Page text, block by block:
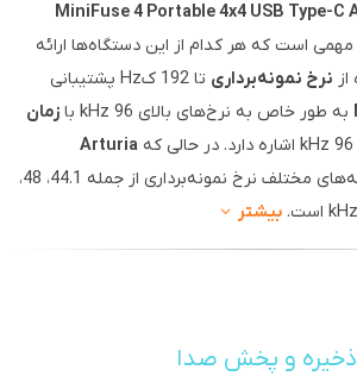
MiniFuse 4 Portable 4x4 USB Type-
است که هر کدام از این دستگاه‌ها ارائه
نرخ نمونه‌برداری
تا 192 کHz پشتیبانی
به طور خاص به نرخ‌های بالای 96 kHz با
زمان
Arturia
دارای گزینه‌های مختلف نرخ نمونه‌برداری از جمله 44.1، 48،
بیشتر
ذخیره و پخش صدا